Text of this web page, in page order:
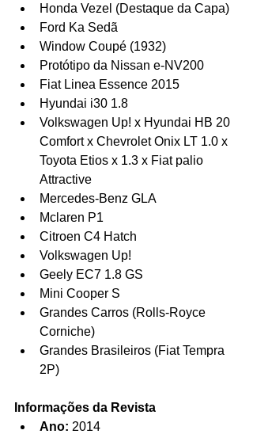
Honda Vezel (Destaque da Capa)
Ford Ka Sedã
Window Coupé (1932)
Protótipo da Nissan e-NV200
Fiat Linea Essence 2015
Hyundai i30 1.8
Volkswagen Up! x Hyundai HB 20
Comfort x Chevrolet Onix LT 1.0 x
Toyota Etios x 1.3 x Fiat palio
Attractive
Mercedes-Benz GLA
Mclaren P1
Citroen C4 Hatch
Volkswagen Up!
Geely EC7 1.8 GS
Mini Cooper S
Grandes Carros (Rolls-Royce
Corniche)
Grandes Brasileiros (Fiat Tempra
2P)
Informações da Revista
Ano: 2014